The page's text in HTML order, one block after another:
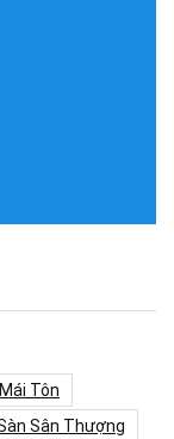
Tôn
Sân Thượng